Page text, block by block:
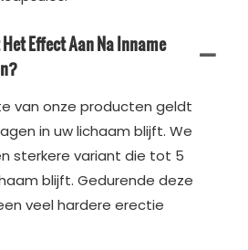
Effect Aan Na Inname
van onze producten geldt
in uw lichaam blijft. We
sterkere variant die tot 5
blijft. Gedurende deze
veel hardere erectie